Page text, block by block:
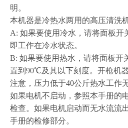
明。
本机器是冷热水两用的高压清洗机
A: 如果要使用冷水，请将面板开
即工作在冷水状态。
B: 如果要使用热水，请将面板开
置到90℃及其以下刻度。开枪机
注意，压力低于40公斤热水工作
如果电机不启动，参照本手册的
检查。如果电机启动而无水流流
手册的检修部分。